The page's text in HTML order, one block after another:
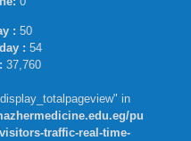
: 50
: 54
37,760
in
pu
traffic-real-time-